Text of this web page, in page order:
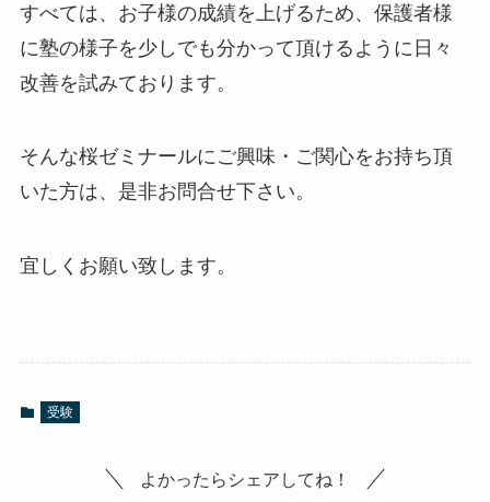
すべては、お子様の成績を上げるため、保護者様
に塾の様子を少しでも分かって頂けるように日々
改善を試みております。
そんな桜ゼミナールにご興味・ご関心をお持ち頂
いた方は、是非お問合せ下さい。
宜しくお願い致します。
受験
よかったらシェアしてね！